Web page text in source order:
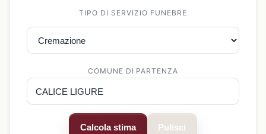
TIPO DI SERVIZIO FUNEBRE
COMUNE DI PARTENZA
Calcola stima Pulisci